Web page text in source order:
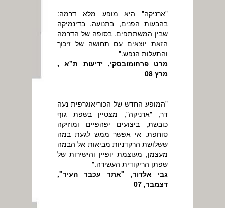
"ארניקה" היא מופע מלא דרמה:
בהבעות הפנים, בתנועה, בדינמיקה
שבין המשתתפים. בסופה של הדרמה
הזאת יוצאים עם תחושה של זיכוך
והתעלות הנפש."
מרט פרחומובסקי, ידיעות ת"א ,
מרץ 08
"המופע החדש של הכוריאוגרפית נעה
דר, "ארניקה", מצטיין בשפת גוף
כובשת, ביצועים יפהפיים ומוזיקה
סוחפת. אי אפשר ממש לגעת במה
ששלושת הרקדניות מביאות אל הבמה
מעצמן, מעוצמת יופיין והישירות של
שפתן הריקודית העשירה."
גבי אלדור, "אתר עכבר העיר",
דצמבר, 07